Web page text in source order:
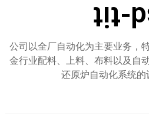
公司以全厂自动化为主要业务，
金行业配料、上料、布料以及自
还原炉自动化系统的